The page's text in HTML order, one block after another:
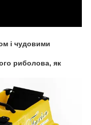
і чудовими
риболова, як